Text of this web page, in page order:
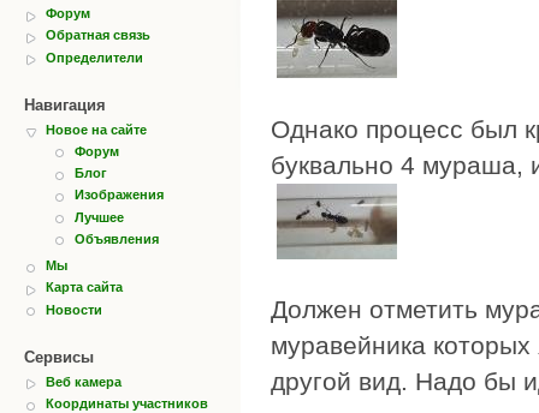
Форум
Обратная связь
Определители
Навигация
Новое на сайте
Форум
Блог
Изображения
Лучшее
Объявления
Мы
Карта сайта
Новости
Сервисы
Веб камера
Координаты участников
Однако процесс был
буквально 4 мураша,
Должен отметить
муравейника
другой вид. Надо бы